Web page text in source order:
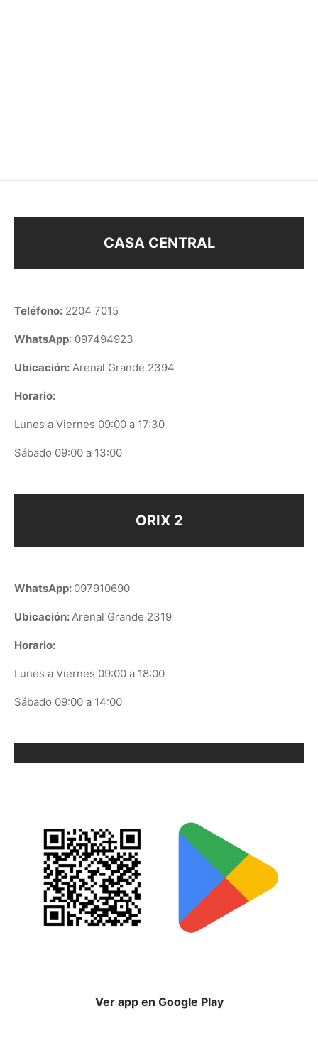
CASA CENTRAL
Teléfono: 2204 7015
WhatsApp: 097494923
Ubicación: Arenal Grande 2394
Horario:
Lunes a Viernes 09:00 a 17:30
Sábado 09:00 a 13:00
ORIX 2
WhatsApp: 097910690
Ubicación:Arenal Grande 2319
Horario:
Lunes a Viernes 09:00 a 18:00
Sábado 09:00 a 14:00
Ver app en Google Play